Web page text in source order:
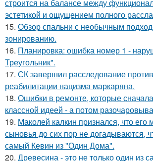
строится на балансе между
эстетикой и ощущением полного
15. Обзор спальни с необычным
зонированию.
16. Планировка: ошибка номер 1 -
Треугольник".
17. СК завершил расследование
реабилитации нацизма маркаряна.
18. Ошибки в ремонте, которые
классной идеей - а потом
19. Маколей калкин признался, что его
сыновья до сих пор не догадываются,
самый Кевин из "Один Дома".
20. Древесина - это не только один из